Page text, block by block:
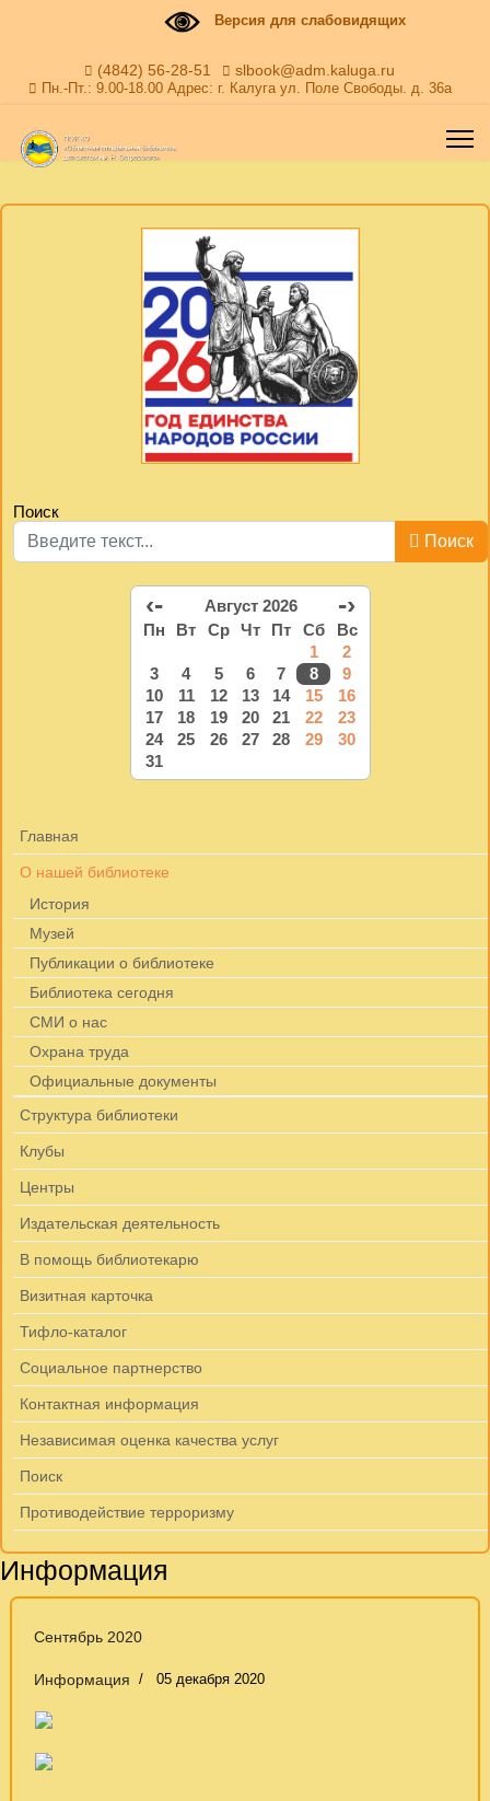
Версия для слабовидящих
(4842) 56-28-51 slbook@adm.kaluga.ru
Пн.-Пт.: 9.00-18.00 Адрес: г. Калуга ул. Поле Свободы. д. 36а
Поиск
Поиск
‹- Август 2026 -›
Пн Вт Ср Чт Пт Сб
Вс
1
2
3
4 5 6 7 8
9
10
11 12 13 14 15
16
17
18 19 20 21 22
23
24
25 26 27 28 29
30
31
Главная
О нашей библиотеке
История
Музей
Публикации о библиотеке
Библиотека сегодня
СМИ о нас
Охрана труда
Официальные документы
Структура библиотеки
Клубы
Центры
Издательская деятельность
В помощь библиотекарю
Визитная карточка
Тифло-каталог
Социальное партнерство
Контактная информация
Независимая оценка качества услуг
Поиск
Противодействие терроризму
Информация
Сентябрь 2020
Информация 05 декабря 2020